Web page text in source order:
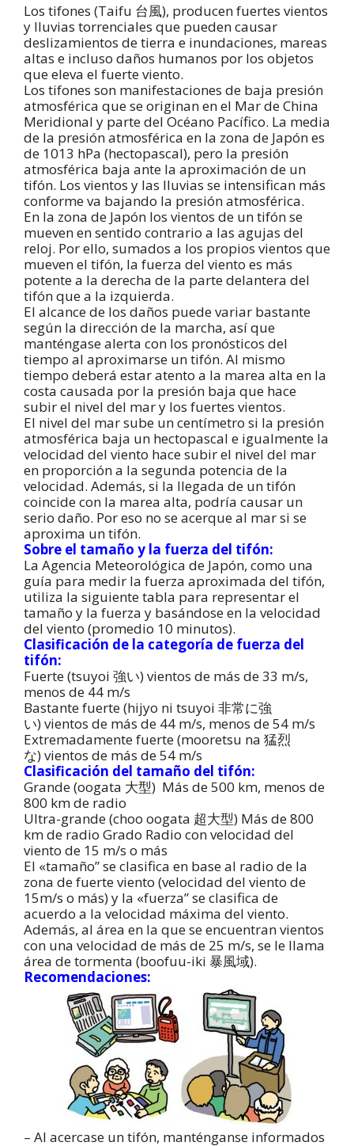
Los tifones (Taifu 台風), producen fuertes vientos
y lluvias torrenciales que pueden causar
deslizamientos de tierra e inundaciones, mareas
altas e incluso daños humanos por los objetos
que eleva el fuerte viento.
Los tifones son manifestaciones de baja presión
atmosférica que se originan en el Mar de China
Meridional y parte del Océano Pacífico. La media
de la presión atmosférica en la zona de Japón es
de 1013 hPa (hectopascal), pero la presión
atmosférica baja ante la aproximación de un
tifón. Los vientos y las lluvias se intensifican más
conforme va bajando la presión atmosférica.
En la zona de Japón los vientos de un tifón se
mueven en sentido contrario a las agujas del
reloj. Por ello, sumados a los propios vientos que
mueven el tifón, la fuerza del viento es más
potente a la derecha de la parte delantera del
tifón que a la izquierda.
El alcance de los daños puede variar bastante
según la dirección de la marcha, así que
manténgase alerta con los pronósticos del
tiempo al aproximarse un tifón. Al mismo
tiempo deberá estar atento a la marea alta en la
costa causada por la presión baja que hace
subir el nivel del mar y los fuertes vientos.
El nivel del mar sube un centímetro si la presión
atmosférica baja un hectopascal e igualmente la
velocidad del viento hace subir el nivel del mar
en proporción a la segunda potencia de la
velocidad. Además, si la llegada de un tifón
coincide con la marea alta, podría causar un
serio daño. Por eso no se acerque al mar si se
aproxima un tifón.
Sobre el tamaño y la fuerza del tifón:
La Agencia Meteorológica de Japón, como una
guía para medir la fuerza aproximada del tifón,
utiliza la siguiente tabla para representar el
tamaño y la fuerza y basándose en la velocidad
del viento (promedio 10 minutos).
Clasificación de la categoría de fuerza del
tifón:
Fuerte (tsuyoi 強い) vientos de más de 33 m/s,
menos de 44 m/s
Bastante fuerte (hijyo ni tsuyoi 非常に強
い) vientos de más de 44 m/s, menos de 54 m/s
Extremadamente fuerte (mooretsu na 猛烈
な) vientos de más de 54 m/s
Clasificación del tamaño del tifón:
Grande (oogata 大型) Más de 500 km, menos de
800 km de radio
Ultra-grande (choo oogata 超大型) Más de 800
km de radio Grado Radio con velocidad del
viento de 15 m/s o más
El «tamaño” se clasifica en base al radio de la
zona de fuerte viento (velocidad del viento de
15m/s o más) y la «fuerza” se clasifica de
acuerdo a la velocidad máxima del viento.
Además, al área en la que se encuentran vientos
con una velocidad de más de 25 m/s, se le llama
área de tormenta (boofuu-iki 暴風域).
Recomendaciones:
– Al acercase un tifón, manténganse informados